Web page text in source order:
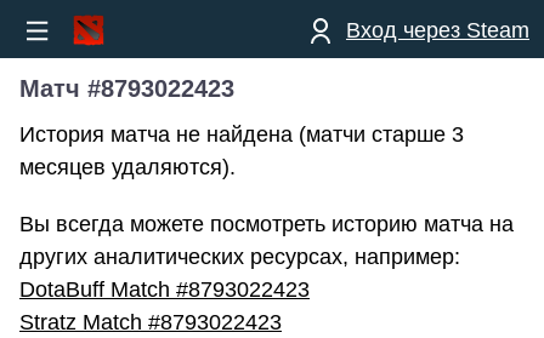
Вход через Steam
Матч #8793022423
История матча не найдена (матчи старше 3
месяцев удаляются).
Вы всегда можете посмотреть историю матча на
других аналитических ресурсах, например:
DotaBuff Match #8793022423
Stratz Match #8793022423